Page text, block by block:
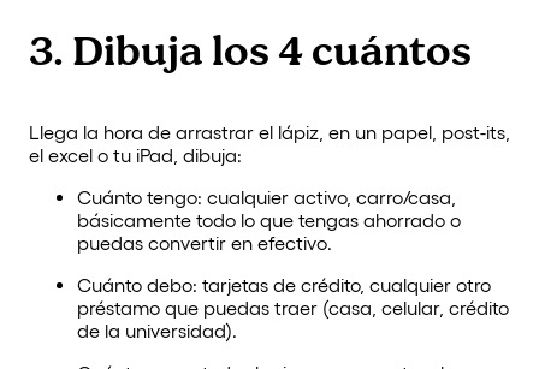
3. Dibuja los 4 cuántos
Llega la hora de arrastrar el lápiz, en un papel, post-its,
el excel o tu iPad, dibuja:
Cuánto tengo: cualquier activo, carro/casa,
básicamente todo lo que tengas ahorrado o
puedas convertir en efectivo.
Cuánto debo: tarjetas de crédito, cualquier otro
préstamo que puedas traer (casa, celular, crédito
de la universidad).